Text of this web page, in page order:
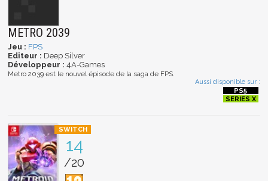
METRO 2039
Jeu : FPS
Editeur : Deep Silver
Développeur : 4A-Games
Metro 2039 est le nouvel épisode de la saga de FPS.
Aussi disponible sur :
14
/20